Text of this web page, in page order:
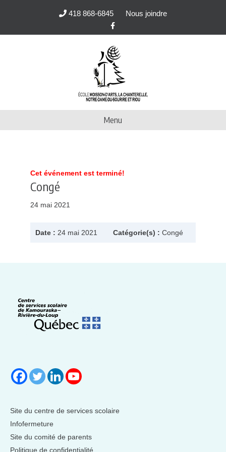
418 868-6845
Nous joindre
c
b
o
o
Menu
Cet événement est terminé!
Congé
24 mai 2021
Date : 24 mai 2021 Catégorie(s) : Congé
Site du centre de services scolaire
Infofermeture
Site du comité de parents
Politique de confidentialité